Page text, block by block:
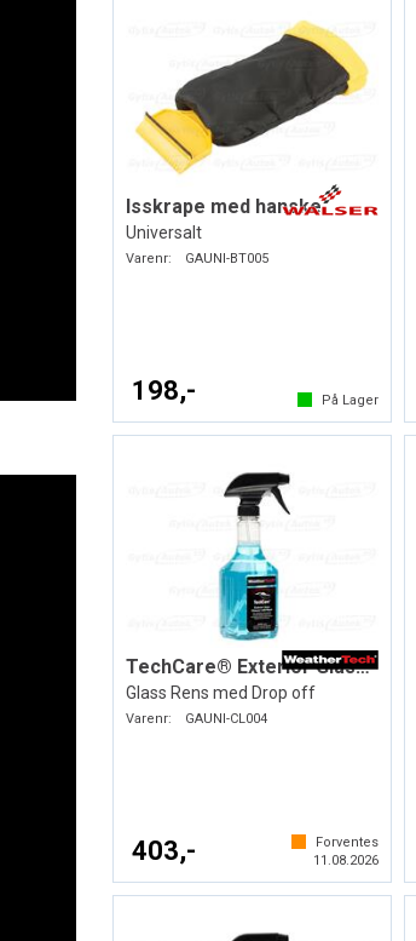
Isskrape med hanske
Universalt
Varenr: GAUNI-BT005
198,- På Lager
TechCare® Exterior Glass Cleaner
Glass Rens med Drop off
Varenr: GAUNI-CL004
403,-
Forventes
11.08.2026